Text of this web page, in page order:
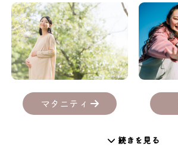
マタニティ
続きを見る